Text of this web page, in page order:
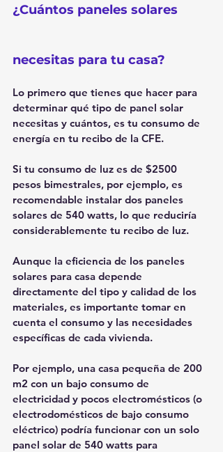
¿Cuántos paneles solares
necesitas para tu casa?
Lo primero que tienes que hacer para
determinar qué tipo de panel solar
necesitas y cuántos, es tu consumo de
energía en tu recibo de la CFE.
Si tu consumo de luz es de $2500
pesos bimestrales, por ejemplo, es
recomendable instalar dos paneles
solares de 540 watts, lo que reduciría
considerablemente tu recibo de luz.
Aunque la eficiencia de los paneles
solares para casa depende
directamente del tipo y calidad de los
materiales, es importante tomar en
cuenta el consumo y las necesidades
específicas de cada vivienda.
Por ejemplo, una casa pequeña de 200
m2 con un bajo consumo de
electricidad y pocos electromésticos (o
electrodomésticos de bajo consumo
eléctrico) podría funcionar con un solo
panel solar de 540 watts para